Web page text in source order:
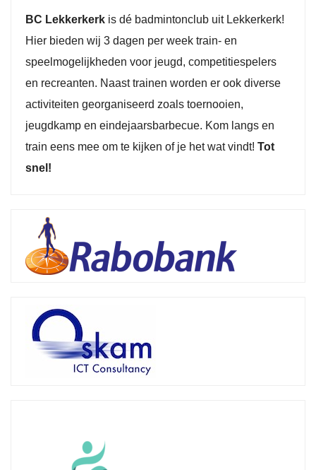
BC Lekkerkerk is dé badmintonclub uit Lekkerkerk!
Hier bieden wij 3 dagen per week train- en
speelmogelijkheden voor jeugd, competitiespelers
en recreanten. Naast trainen worden er ook diverse
activiteiten georganiseerd zoals toernooien,
jeugdkamp en eindejaarsbarbecue. Kom langs en
train eens mee om te kijken of je het wat vindt! Tot
snel!